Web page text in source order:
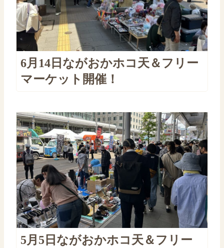
6月14日ながおかホコ天＆フリー
マーケット開催！
5月5日ながおかホコ天＆フリー